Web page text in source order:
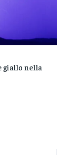
giallo nella